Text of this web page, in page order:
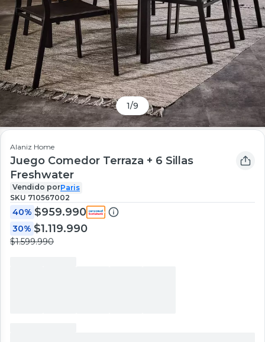
1/9
Alaniz Home
Juego Comedor Terraza + 6 Sillas
Freshwater
Vendido porParis
SKU 710567002
40% $959.990
30% $1.119.990
$1.599.990